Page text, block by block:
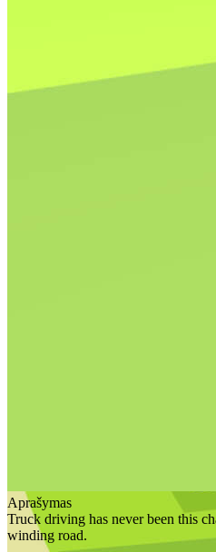
Aprašymas
Truck driving has never been this
winding road.